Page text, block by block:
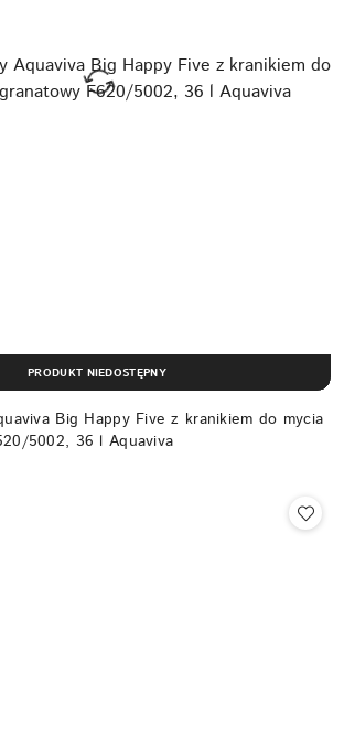
Big Happy Five z kranikiem do mycia
5002, 36 l Aquaviva
PRODUKT NIEDOSTĘPNY